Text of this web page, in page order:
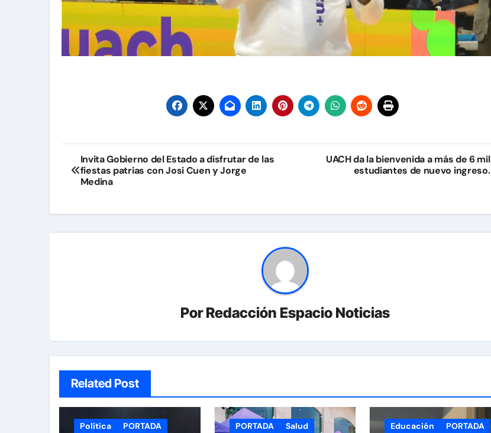
Navegación
de
Invita Gobierno del Estado a disfrutar de las
fiestas patrias con Josi Cuen y Jorge
Medina
UACH da la bienvenida a más de 6 mil
estudiantes de nuevo ingreso.
PorRedacción Espacio Noticias
Related Post
Política PORTADA PORTADA Salud Educación PORTADA